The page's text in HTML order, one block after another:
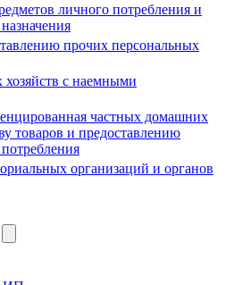
личного потребления и
прочих персональных
хозяйств с наемными
частных домашних
товаров и предоставлению
организаций и органов